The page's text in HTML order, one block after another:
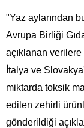
"Yaz aylarından
Avrupa Birliği
açıklanan
İtalya ve
miktarda toksik
edilen zehirli
gönderildiği